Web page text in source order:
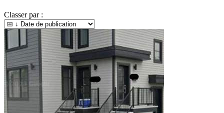
Classer par :